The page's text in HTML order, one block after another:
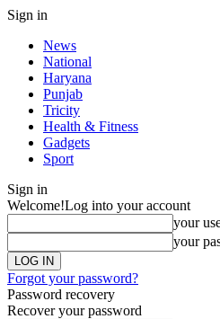
Sign in
News
National
Haryana
Punjab
Tricity
Health & Fitness
Gadgets
Sport
Sign in
Welcome!Log into your account
your
your
Forgot your password?
Password recovery
Recover your password